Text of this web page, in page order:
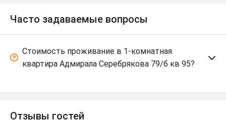
Часто задаваемые вопросы
Стоимость проживание в 1-комнатная
квартира Адмирала Серебрякова 79/б кв 95?
Отзывы гостей